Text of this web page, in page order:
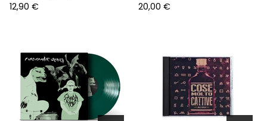
12,90 € 20,00 €